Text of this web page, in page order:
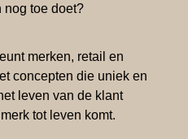
nog toe doet?
merken, retail en
concepten die uniek en
leven van de klant
tot leven komt.